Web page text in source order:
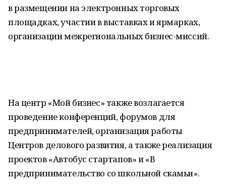
в размещении на электронных торговых
площадках, участии в выставках и ярмарках,
организации межрегиональных бизнес-миссий.
На центр «Мой бизнес» также возлагается
проведение конференций, форумов для
предпринимателей, организация работы
Центров делового развития, а также реализация
проектов «Автобус стартапов» и «В
предпринимательство со школьной скамьи».